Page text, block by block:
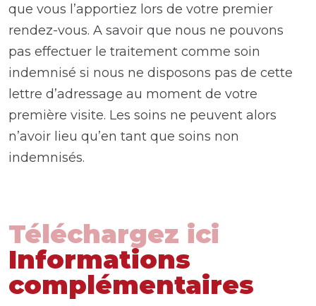
que vous l’apportiez lors de votre premier
rendez-vous. A savoir que nous ne pouvons
pas effectuer le traitement comme soin
indemnisé si nous ne disposons pas de cette
lettre d’adressage au moment de votre
première visite. Les soins ne peuvent alors
n’avoir lieu qu’en tant que soins non
indemnisés.
Téléchargez ici
Informations
complémentaires